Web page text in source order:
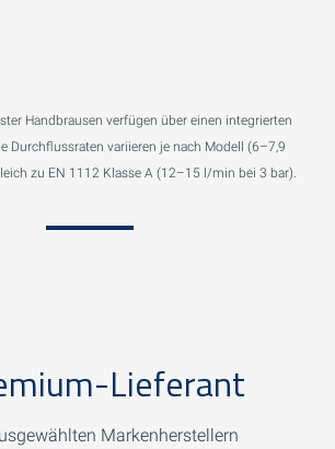
Handbrausen verfügen über einen integrierten
Durchflussraten variieren je nach Modell (6–7,9
zu EN 1112 Klasse A (12–15 l/min bei 3 bar).
Lieferant
Markenherstellern